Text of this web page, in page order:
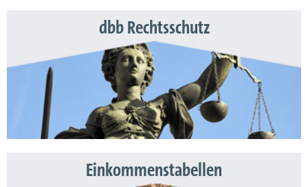
dbb Rechtsschutz
Einkommenstabellen